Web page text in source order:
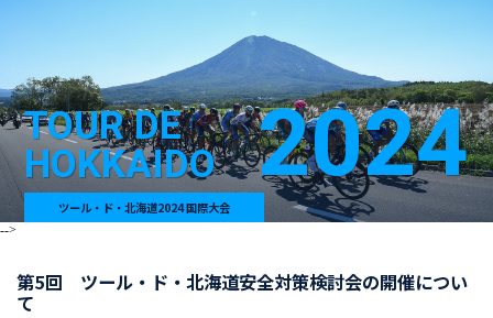
TOUR DE
HOKKAIDO 2024
ツール・ド・北海道2024 国際大会
-->
第5回 ツール・ド・北海道安全対策検討会の開催につい
て